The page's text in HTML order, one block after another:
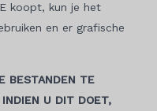
koopt, kun je het
en er grafische
BESTANDEN TE
INDIEN U DIT DOET,